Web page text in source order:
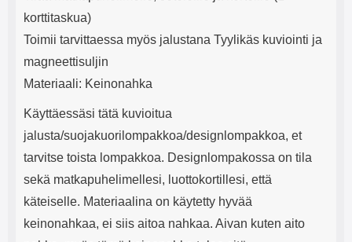
korttitaskua)
Toimii tarvittaessa myös jalustana Tyylikäs kuviointi ja
magneettisuljin
Materiaali: Keinonahka
Käyttäessäsi tätä kuvioitua
jalusta/suojakuorilompakkoa/designlompakkoa, et
tarvitse toista lompakkoa. Designlompakossa on tila
sekä matkapuhelimellesi, luottokortillesi, että
käteiselle. Materiaalina on käytetty hyvää
keinonahkaa, ei siis aitoa nahkaa. Aivan kuten aito